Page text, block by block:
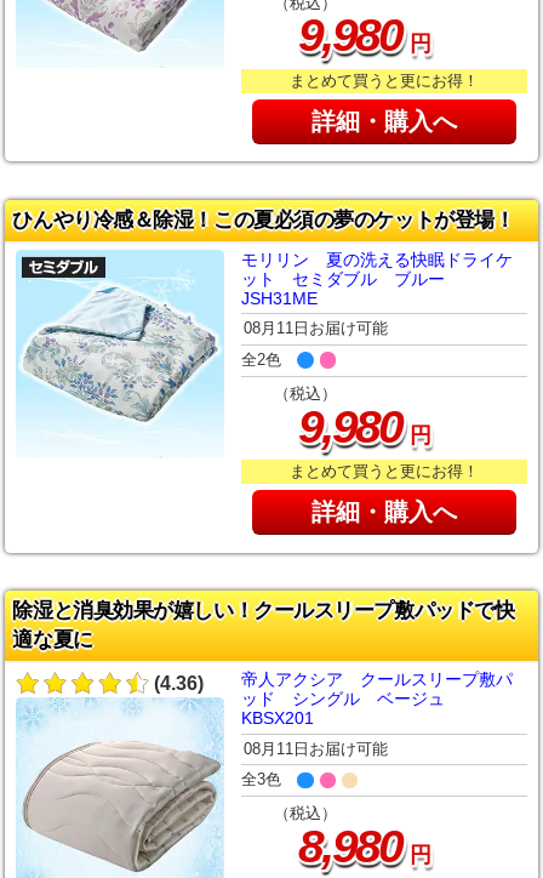
9,980円
まとめて買うと更にお得！
詳細・購入へ
ひんやり冷感＆除湿！この夏必須の夢のケットが登場！
モリリン 夏の洗える快眠ドライケ
ット セミダブル ブルー
JSH31ME
08月11日お届け可能
全2色
（税込）
9,980円
まとめて買うと更にお得！
詳細・購入へ
除湿と消臭効果が嬉しい！クールスリープ敷パッドで快
適な夏に
(4.36)
帝人アクシア クールスリープ敷パ
ッド シングル ベージュ
KBSX201
08月11日お届け可能
全3色
（税込）
8,980円